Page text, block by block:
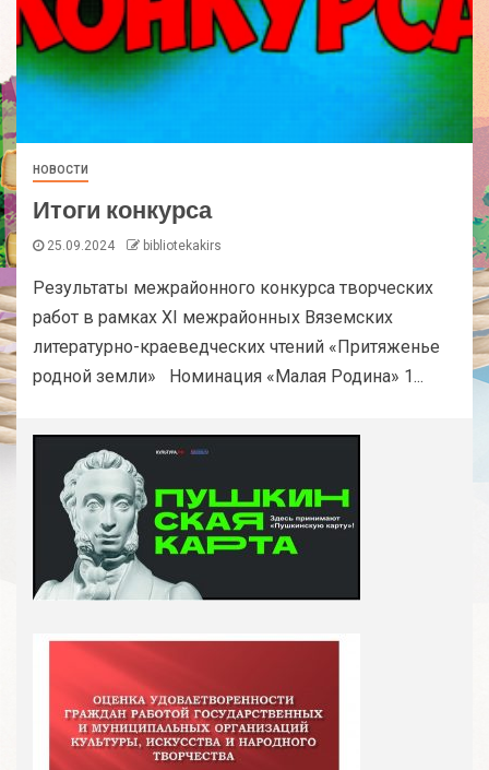
НОВОСТИ
Итоги конкурса
25.09.2024 bibliotekakirs
Результаты межрайонного конкурса творческих
работ в рамках XI межрайонных Вяземских
литературно-краеведческих чтений «Притяженье
родной земли» Номинация «Малая Родина» 1...